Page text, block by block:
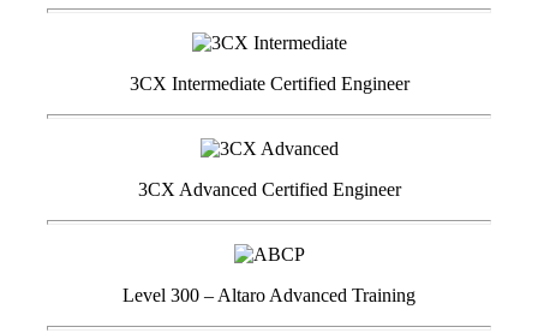
3CX Intermediate Certified Engineer
3CX Advanced Certified Engineer
Level 300 – Altaro Advanced Training